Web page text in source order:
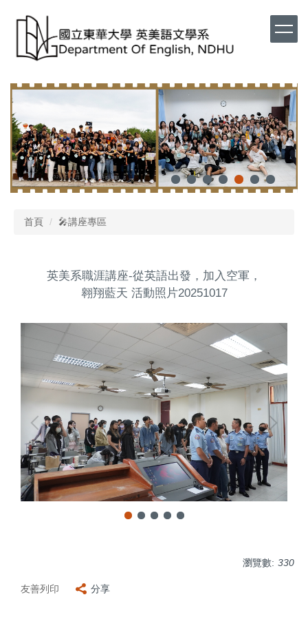
首頁 🎤講座專區
英美系職涯講座-從英語出發，加入空軍，
翱翔藍天 活動照片20251017
瀏覽數: 330
友善列印 分享